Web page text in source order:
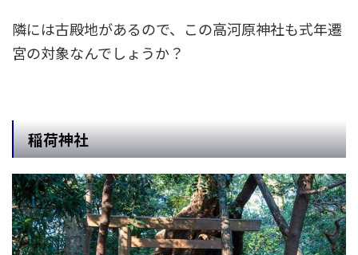
隣には古殿地があるので、この高河原神社も式年遷
宮の対象なんでしょうか？
稲荷神社